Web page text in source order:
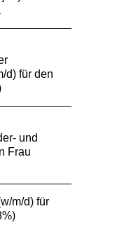
d) für den
und
Frau
m/d) für